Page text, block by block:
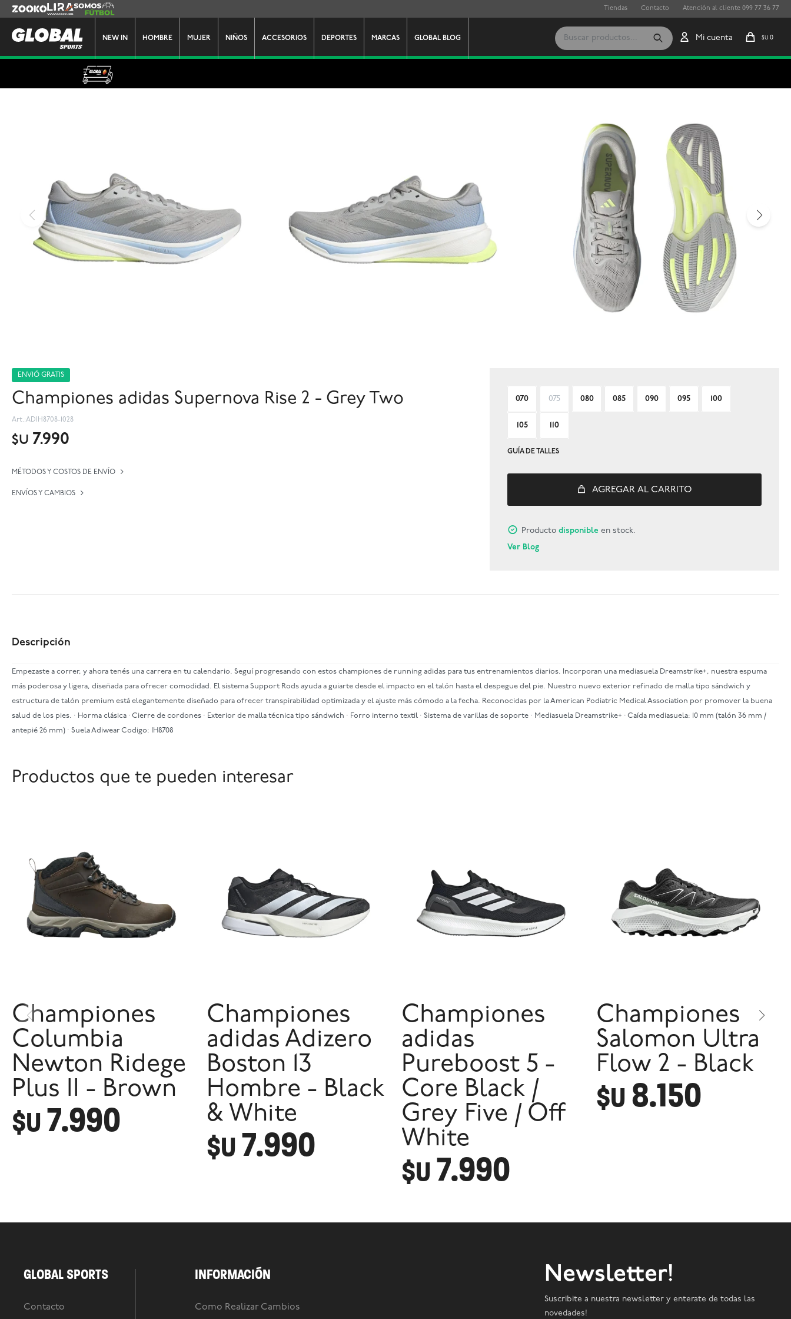
NEW IN HOMBRE MUJER NIÑOS ACCESORIOS DEPORTES MARCAS GLOBAL BLOG $U 0
Zooko Lira Somos Futbol Tiendas Contacto Atención al cliente 099 77 36 77
ENVIÓ GRATIS
Championes adidas Supernova Rise 2 - Grey Two
ADIH8708-1028
$U 7.990
MÉTODOS Y COSTOS DE ENVÍO
ENVÍOS Y CAMBIOS
070 075 080 085 090 095 100
105 110
GUÍA DE TALLES
AGREGAR AL CARRITO
Productodisponible en stock.
Ver Blog
Descripción
Empezaste a correr, y ahora tenés una carrera en tu calendario. Seguí progresando con estos championes de running adidas para tus entrenamientos diarios. Incorporan una mediasuela Dreamstrike+, nuestra espuma
más poderosa y ligera, diseñada para ofrecer comodidad. El sistema Support Rods ayuda a guiarte desde el impacto en el talón hasta el despegue del pie. Nuestro nuevo exterior refinado de malla tipo sándwich y
estructura de talón premium está elegantemente diseñado para ofrecer transpirabilidad optimizada y el ajuste más cómodo a la fecha. Reconocidas por la American Podiatric Medical Association por promover la buena
salud de los pies. · Horma clásica · Cierre de cordones · Exterior de malla técnica tipo sándwich · Forro interno textil · Sistema de varillas de soporte · Mediasuela Dreamstrike+ · Caída mediasuela: 10 mm (talón 36 mm /
antepié 26 mm) · Suela Adiwear Codigo: IH8708
Productos que te pueden interesar
Championes
Columbia
Newton Ridege
Plus II - Brown
$U7.990
Championes
adidas Adizero
Boston 13
Hombre - Black
& White
$U7.990
Championes
adidas
Pureboost 5 -
Core Black /
Grey Five / Off
White
$U7.990
Championes
Salomon Ultra
Flow 2 - Black
$U 8.150
GLOBAL SPORTS
Contacto
INFORMACIÓN
Como Realizar Cambios
Newsletter!
Suscribite a nuestra newsletter y enterate de todas las
novedades!